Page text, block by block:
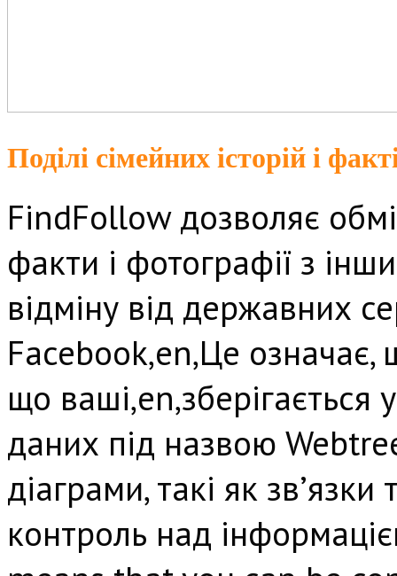
Поділі сімейних історій і
FindFollow дозволяє
факти і фотографії з
відміну від державних
Facebook,en,Це означає,
що ваші,en,зберігається
даних під назвою
діаграми, такі як
контроль над